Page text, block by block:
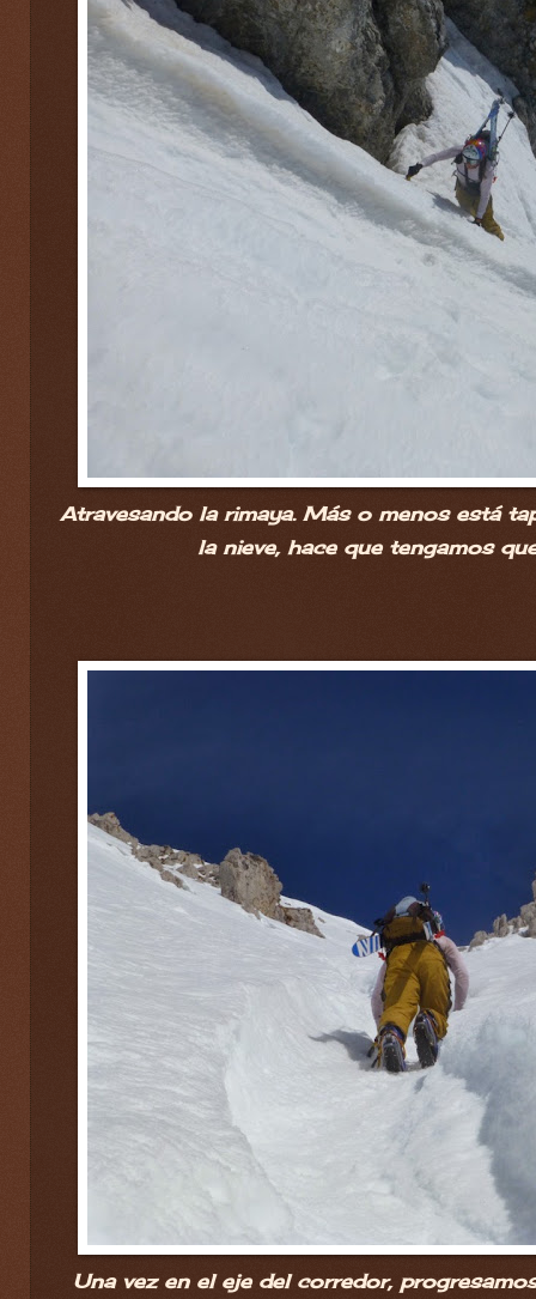
Atravesando la rimaya. Más o menos está
la nieve, hace que tengamos
Una vez en el eje del corredor,